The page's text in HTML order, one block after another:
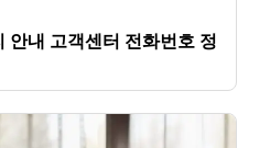
안내 고객센터 전화번호 정